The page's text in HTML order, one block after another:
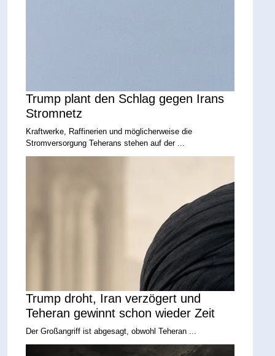
Trump plant den Schlag gegen Irans
Stromnetz
Kraftwerke, Raffinerien und möglicherweise die
Stromversorgung Teherans stehen auf der ...
Trump droht, Iran verzögert und
Teheran gewinnt schon wieder Zeit
Der Großangriff ist abgesagt, obwohl Teheran ...